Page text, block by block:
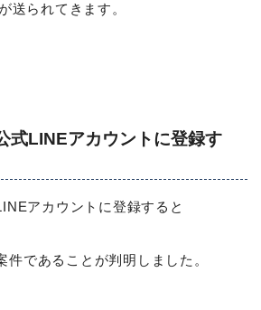
送られてきます。
式LINEアカウントに登録す
アカウントに登録すると
件であることが判明しました。